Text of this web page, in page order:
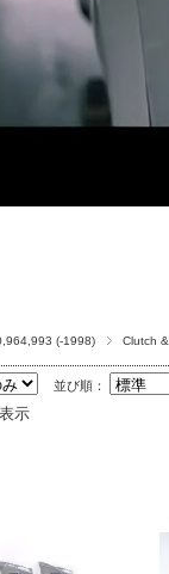
(-1998) Clutch
並び順：
示